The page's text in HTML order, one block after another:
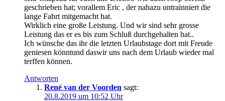
geschrieben hat; vorallem Eric , der nahazu untrainniert die
lange Fahrt mitgemacht hat.
Wirklich eine große Leistung. Und wir sind sehr grosse
Leistung das er es bis zum Schluß durchgehalten hat..
Ich wünsche das ihr die letzten Urlaubstage dort mit Freude
geniesen könntund daswir uns nach dem Urlaub wieder mal
terffen können.
Antworten
René van der Voorden sagt:
20.8.2019 um 10:52 Uhr